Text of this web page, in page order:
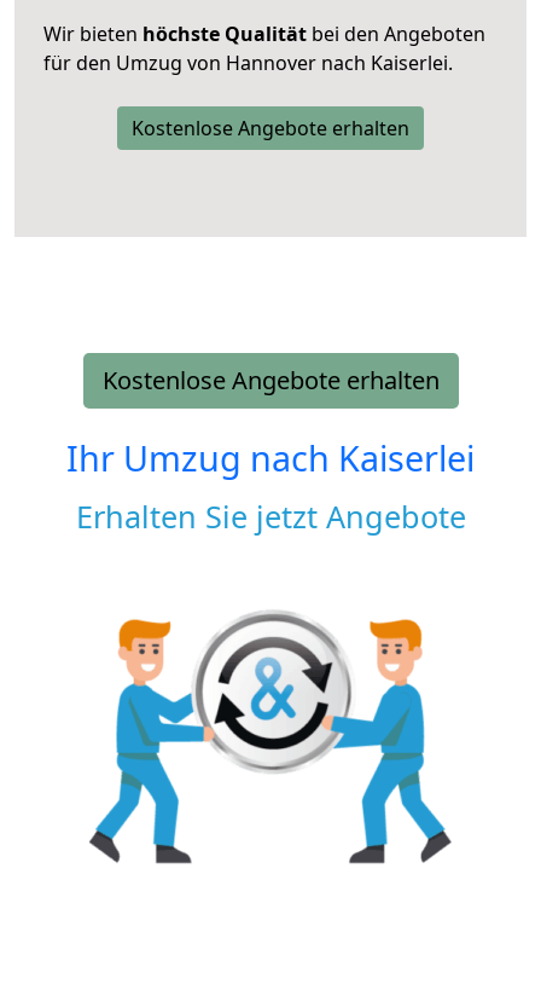
Wir bieten höchste Qualität bei den Angeboten
für den Umzug von Hannover nach Kaiserlei.
Kostenlose Angebote erhalten
Kostenlose Angebote erhalten
Ihr Umzug nach Kaiserlei
Erhalten Sie jetzt Angebote